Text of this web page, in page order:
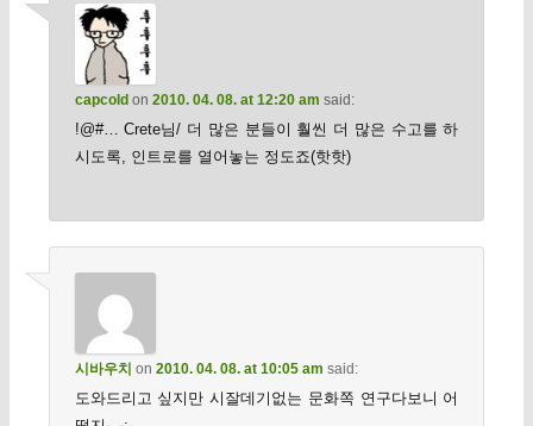
capcoldon 2010. 04. 08. at 12:20 am said:
!@#… Crete님/ 더 많은 분들이 훨씬 더 많은 수고를 하
시도록, 인트로를 열어놓는 정도죠(핫핫)
시바우치 on 2010. 04. 08. at 10:05 am said:
도와드리고 싶지만 시잘데기없는 문화쪽 연구다보니 어